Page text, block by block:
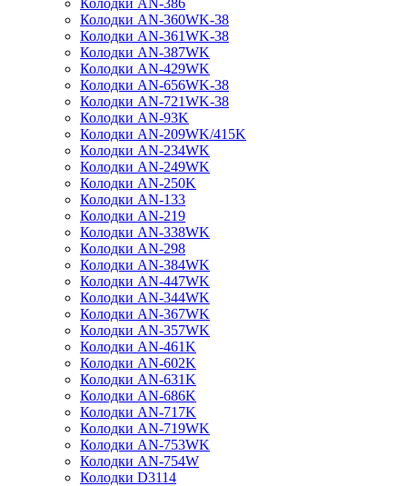
Колодки AN-386
Колодки AN-360WK-38
Колодки AN-361WK-38
Колодки AN-387WK
Колодки AN-429WK
Колодки AN-656WK-38
Колодки AN-721WK-38
Колодки AN-93K
Колодки AN-209WK/415K
Колодки AN-234WK
Колодки AN-249WK
Колодки AN-250K
Колодки AN-133
Колодки AN-219
Колодки AN-338WK
Колодки AN-298
Колодки AN-384WK
Колодки AN-447WK
Колодки AN-344WK
Колодки AN-367WK
Колодки AN-357WK
Колодки AN-461K
Колодки AN-602K
Колодки AN-631K
Колодки AN-686K
Колодки AN-717K
Колодки AN-719WK
Колодки AN-753WK
Колодки AN-754W
Колодки D3114